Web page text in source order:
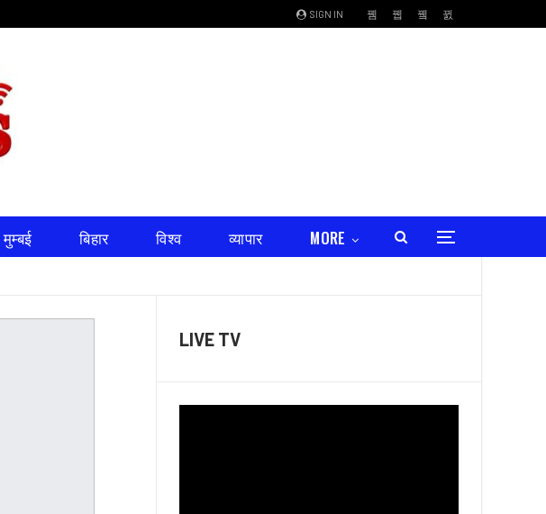
SIGN IN
मुम्बई बिहार विश्व व्यापार MORE
LIVE TV